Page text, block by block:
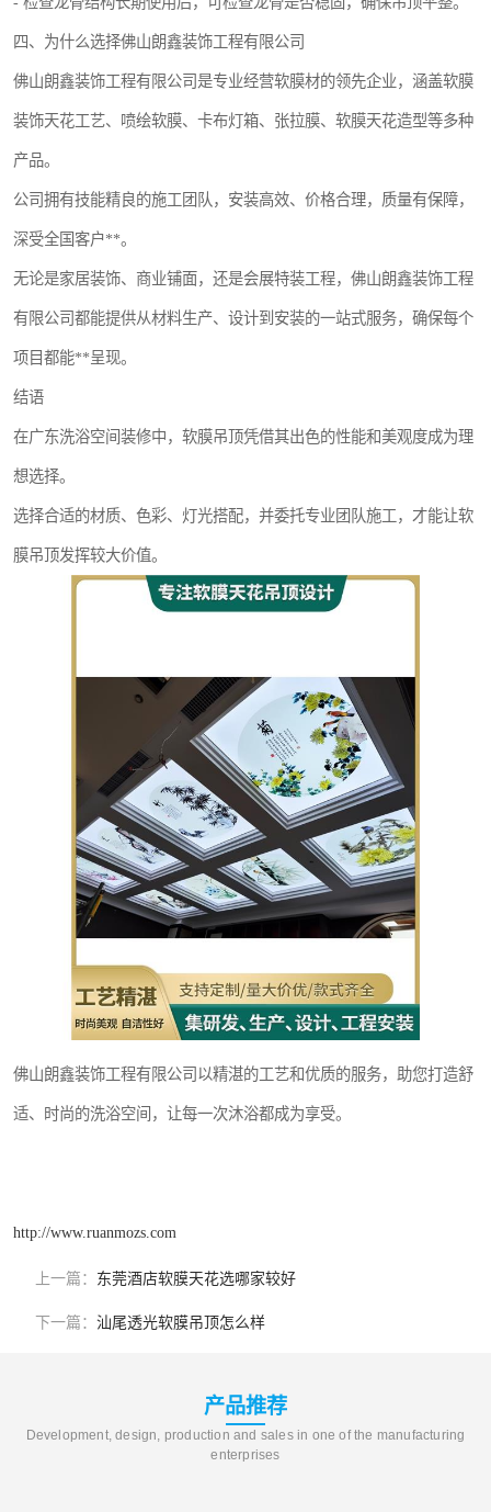
四、为什么选择佛山朗鑫装饰工程有限公司
佛山朗鑫装饰工程有限公司是专业经营软膜材的领先企业，涵盖软膜
装饰天花工艺、喷绘软膜、卡布灯箱、张拉膜、软膜天花造型等多种
产品。
公司拥有技能精良的施工团队，安装高效、价格合理，质量有保障，
深受全国客户**。
无论是家居装饰、商业铺面，还是会展特装工程，佛山朗鑫装饰工程
有限公司都能提供从材料生产、设计到安装的一站式服务，确保每个
项目都能**呈现。
结语
在广东洗浴空间装修中，软膜吊顶凭借其出色的性能和美观度成为理
想选择。
选择合适的材质、色彩、灯光搭配，并委托专业团队施工，才能让软
膜吊顶发挥较大价值。
佛山朗鑫装饰工程有限公司以精湛的工艺和优质的服务，助您打造舒
适、时尚的洗浴空间，让每一次沐浴都成为享受。
http://www.ruanmozs.com
上一篇： 东莞酒店软膜天花选哪家较好
下一篇： 汕尾透光软膜吊顶怎么样
产品推荐
Development, design, production and sales in one of the manufacturing
enterprises